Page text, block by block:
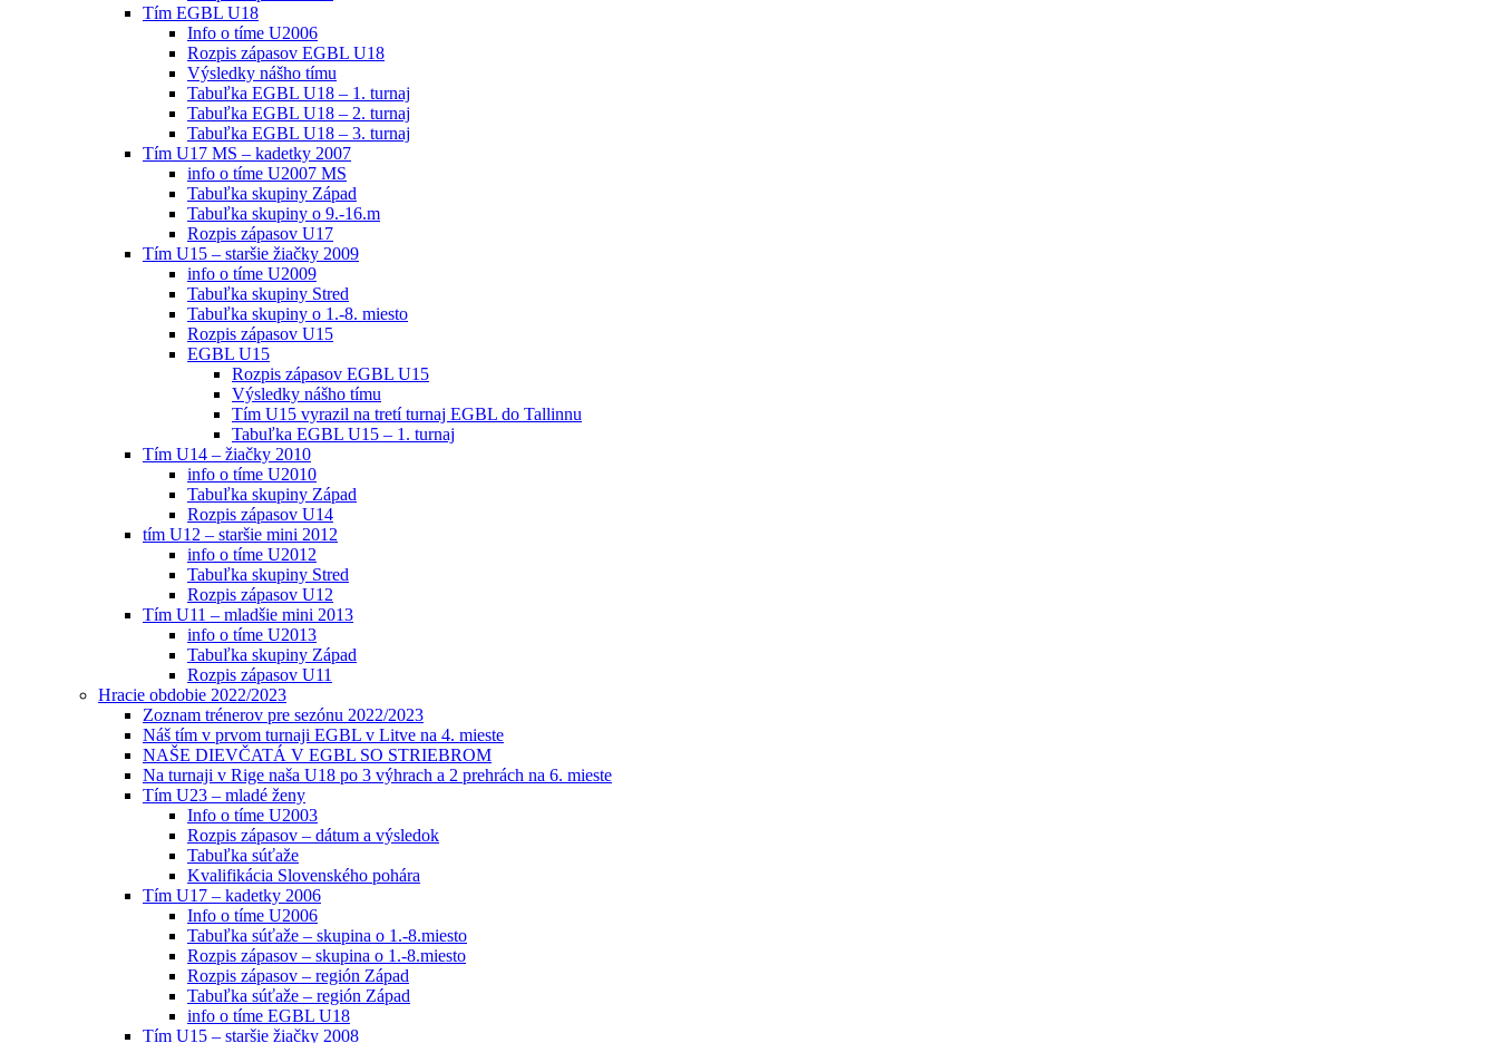
Tím EGBL U18
Info o tíme U2006
Rozpis zápasov EGBL U18
Výsledky nášho tímu
Tabuľka EGBL U18 – 1. turnaj
Tabuľka EGBL U18 – 2. turnaj
Tabuľka EGBL U18 – 3. turnaj
Tím U17 MS – kadetky 2007
info o tíme U2007 MS
Tabuľka skupiny Západ
Tabuľka skupiny o 9.-16.m
Rozpis zápasov U17
Tím U15 – staršie žiačky 2009
info o tíme U2009
Tabuľka skupiny Stred
Tabuľka skupiny o 1.-8. miesto
Rozpis zápasov U15
EGBL U15
Rozpis zápasov EGBL U15
Výsledky nášho tímu
Tím U15 vyrazil na tretí turnaj EGBL do Tallinnu
Tabuľka EGBL U15 – 1. turnaj
Tím U14 – žiačky 2010
info o tíme U2010
Tabuľka skupiny Západ
Rozpis zápasov U14
tím U12 – staršie mini 2012
info o tíme U2012
Tabuľka skupiny Stred
Rozpis zápasov U12
Tím U11 – mladšie mini 2013
info o tíme U2013
Tabuľka skupiny Západ
Rozpis zápasov U11
Hracie obdobie 2022/2023
Zoznam trénerov pre sezónu 2022/2023
Náš tím v prvom turnaji EGBL v Litve na 4. mieste
NAŠE DIEVČATÁ V EGBL SO STRIEBROM
Na turnaji v Rige naša U18 po 3 výhrach a 2 prehrách na 6. mieste
Tím U23 – mladé ženy
Info o tíme U2003
Rozpis zápasov – dátum a výsledok
Tabuľka súťaže
Kvalifikácia Slovenského pohára
Tím U17 – kadetky 2006
Info o tíme U2006
Tabuľka súťaže – skupina o 1.-8.miesto
Rozpis zápasov – skupina o 1.-8.miesto
Rozpis zápasov – región Západ
Tabuľka súťaže – región Západ
info o tíme EGBL U18
Tím U15 – staršie žiačky 2008